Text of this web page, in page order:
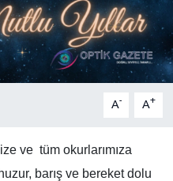
A- A+
ve tüm okurlarımıza
barış ve bereket dolu